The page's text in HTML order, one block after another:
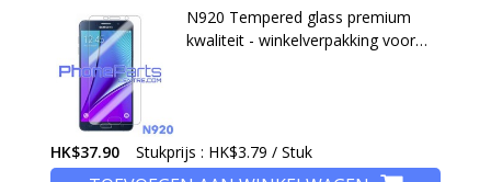
N920 Tempered glass premium
kwaliteit - winkelverpakking voor
HK$37.90 Stukprijs : HK$3.79 / Stuk